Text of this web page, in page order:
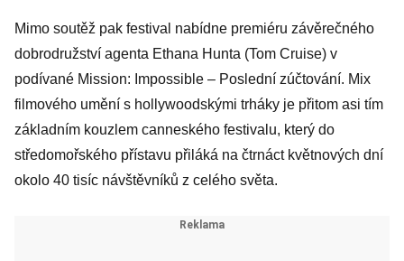
Mimo soutěž pak festival nabídne premiéru závěrečného
dobrodružství agenta Ethana Hunta (Tom Cruise) v
podívané Mission: Impossible – Poslední zúčtování. Mix
filmového umění s hollywoodskými trháky je přitom asi tím
základním kouzlem canneského festivalu, který do
středomořského přístavu přiláká na čtrnáct květnových dní
okolo 40 tisíc návštěvníků z celého světa.